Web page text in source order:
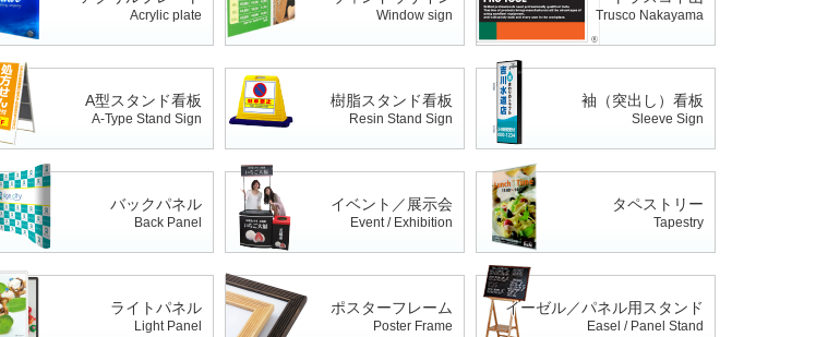
Acrylic plate Window sign Trusco Nakayama
A型スタンド看板
A-Type Stand Sign
樹脂スタンド看板
Resin Stand Sign
袖（突出し）看板
Sleeve Sign
バックパネル
Back Panel
イベント／展示会
Event / Exhibition
タペストリー
Tapestry
ライトパネル
Light Panel
ポスターフレーム
Poster Frame
イーゼル／パネル用スタンド
Easel / Panel Stand